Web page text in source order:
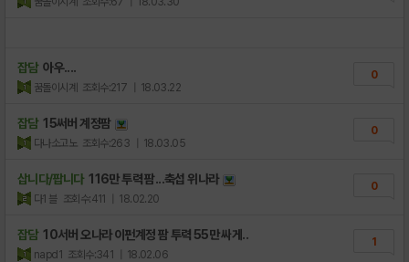
잡담 아우....
꿈돌이시계 조회수:217 | 18.03.22
0
잡담 15써버 계정팜
다나소고노 조회수:263 | 18.03.05
0
삽니다/팝니다 116만 투력 팜...축섭 위나라
다1 블 조회수:411 | 18.02.20
0
잡담 10서버 오나라 이펀계정 팜 투력 55만 싸게..
napd1 조회수:341 | 18.02.06
1